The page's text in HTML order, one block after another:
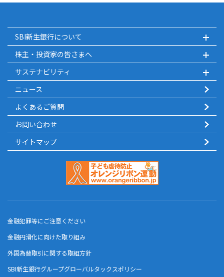
SBI新生銀行について
株主・投資家の皆さまへ
サステナビリティ
ニュース
よくあるご質問
お問い合わせ
サイトマップ
金融犯罪等にご注意ください
金融円滑化に向けた取り組み
外国為替取引に関する取組方針
SBI新生銀行グループグローバルタックスポリシー